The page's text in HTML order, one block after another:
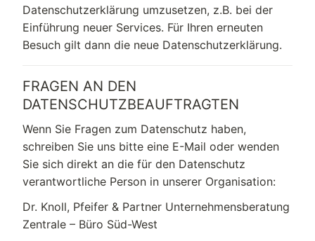
Datenschutzerklärung umzusetzen, z.B. bei der
Einführung neuer Services. Für Ihren erneuten
Besuch gilt dann die neue Datenschutzerklärung.
FRAGEN AN DEN
DATENSCHUTZBEAUFTRAGTEN
Wenn Sie Fragen zum Datenschutz haben,
schreiben Sie uns bitte eine E-Mail oder wenden
Sie sich direkt an die für den Datenschutz
verantwortliche Person in unserer Organisation:
Dr. Knoll, Pfeifer & Partner Unternehmensberatung
Zentrale – Büro Süd-West